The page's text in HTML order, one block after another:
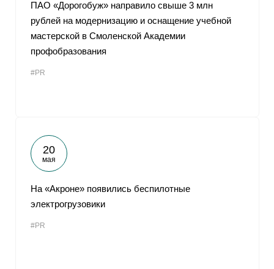
ПАО «Дорогобуж» направило свыше 3 млн
рублей на модернизацию и оснащение учебной
мастерской в Смоленской Академии
профобразования
#PR
20
мая
На «Акроне» появились беспилотные
электрогрузовики
#PR